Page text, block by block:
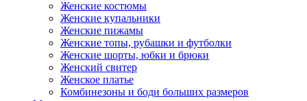
Женские костюмы
Женские купальники
Женские пижамы
Женские топы, рубашки и футболки
Женские шорты, юбки и брюки
Женский свитер
Женское платье
Комбинезоны и боди больших размеров